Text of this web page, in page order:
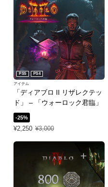
「ディアブロ II リザレクテッ
ド」 – 「ウォーロック君臨」
PS5 PS4
アイテム
-25%
¥2,250
特別価格 ¥2,250 通常価格 ¥3,000
¥3,000